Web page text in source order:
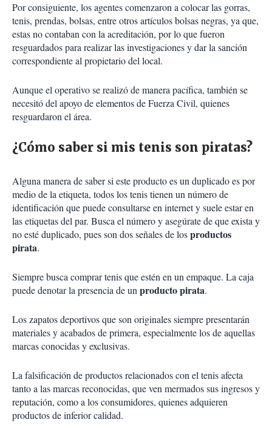
Por consiguiente, los agentes comenzaron a colocar las gorras,
tenis, prendas, bolsas, entre otros artículos bolsas negras, ya que,
estas no contaban con la acreditación, por lo que fueron
resguardados para realizar las investigaciones y dar la sanción
correspondiente al propietario del local.
Aunque el operativo se realizó de manera pacífica, también se
necesitó del apoyo de elementos de Fuerza Civil, quienes
resguardaron el área.
¿Cómo saber si mis tenis son piratas?
Alguna manera de saber si este producto es un duplicado es por
medio de la etiqueta, todos los tenis tienen un número de
identificación que puede consultarse en internet y suele estar en
las etiquetas del par. Busca el número y asegúrate de que exista y
no esté duplicado, pues son dos señales de losproductos
pirata.
Siempre busca comprar tenis que estén en un empaque. La caja
puede denotar la presencia de unproducto pirata.
Los zapatos deportivos que son originales siempre presentarán
materiales y acabados de primera, especialmente los de aquellas
marcas conocidas y exclusivas.
La falsificación de productos relacionados con el tenis afecta
tanto a las marcas reconocidas, que ven mermados sus ingresos y
reputación, como a los consumidores, quienes adquieren
productos de inferior calidad.